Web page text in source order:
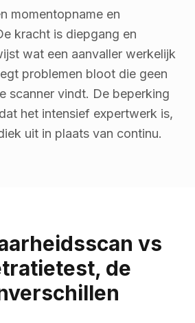
momentopname en
kracht is diepgang en
wat een aanvaller werkelijk
problemen bloot die geen
scanner vindt. De beperking
het intensief expertwerk is,
uit in plaats van continu.
vs
de